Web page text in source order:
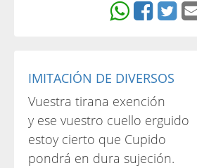
IMITACIÓN DE DIVERSOS
Vuestra tirana exención
y ese vuestro cuello erguido
estoy cierto que Cupido
pondrá en dura sujeción.